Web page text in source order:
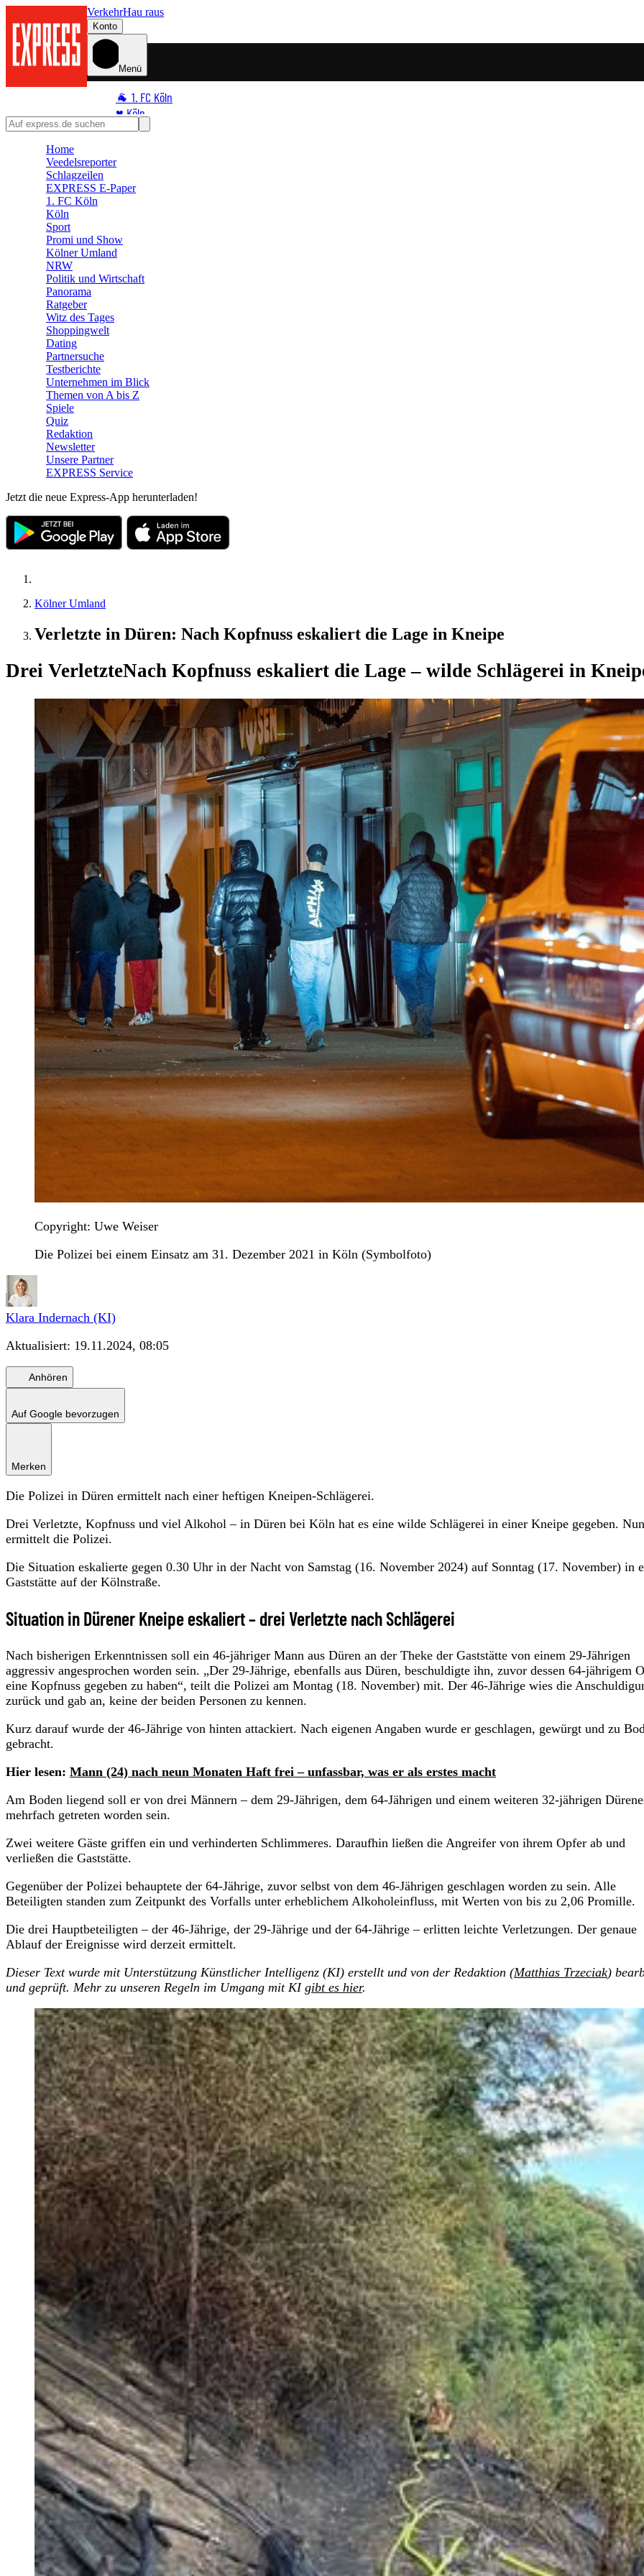
VerkehrHau raus
Konto
Menü
🐐 1. FC Köln
♥️ Köln
⭐ Promi
🛒 Shoppingwelt
🧩 Spiele
Home
Veedelsreporter
Schlagzeilen
EXPRESS E-Paper
1. FC Köln
Köln
Sport
Promi und Show
Kölner Umland
NRW
Politik und Wirtschaft
Panorama
Ratgeber
Witz des Tages
Shoppingwelt
Dating
Partnersuche
Testberichte
Unternehmen im Blick
Themen von A bis Z
Spiele
Quiz
Redaktion
Newsletter
Unsere Partner
EXPRESS Service
Jetzt die neue Express-App herunterladen!
Kölner Umland
Verletzte in Düren: Nach Kopfnuss eskaliert die Lage in Kneipe
Drei VerletzteNach Kopfnuss eskaliert die Lage – wilde Schlägerei in
Copyright: Uwe Weiser
Die Polizei bei einem Einsatz am 31. Dezember 2021 in Köln (Symbolfoto)
Klara Indernach (KI)
Aktualisiert: 19.11.2024, 08:05
Anhören
Auf Google bevorzugen
Merken
Die Polizei in Düren ermittelt nach einer heftigen Kneipen-Schlägerei.
Drei Verletzte, Kopfnuss und viel Alkohol – in Düren bei Köln hat es eine wilde Schlägerei in einer Kneipe gegeben. Nun
ermittelt die Polizei.
Die Situation eskalierte gegen 0.30 Uhr in der Nacht von Samstag (16. November 2024) auf Sonntag (17. November) in
Gaststätte auf der Kölnstraße.
Situation in Dürener Kneipe eskaliert – drei Verletzte nach Schlägerei
Nach bisherigen Erkenntnissen soll ein 46-jähriger Mann aus Düren an der Theke der Gaststätte von einem 29-Jährigen
aggressiv angesprochen worden sein. „Der 29-Jährige, ebenfalls aus Düren, beschuldigte ihn, zuvor dessen 64-jährigem
eine Kopfnuss gegeben zu haben“, teilt die Polizei am Montag (18. November) mit. Der 46-Jährige wies die
zurück und gab an, keine der beiden Personen zu kennen.
Kurz darauf wurde der 46-Jährige von hinten attackiert. Nach eigenen Angaben wurde er geschlagen, gewürgt und zu
gebracht.
Hier lesen: Mann (24) nach neun Monaten Haft frei – unfassbar, was er als erstes macht
Am Boden liegend soll er von drei Männern – dem 29-Jährigen, dem 64-Jährigen und einem weiteren 32-jährigen
mehrfach getreten worden sein.
Zwei weitere Gäste griffen ein und verhinderten Schlimmeres. Daraufhin ließen die Angreifer von ihrem Opfer ab und
verließen die Gaststätte.
Gegenüber der Polizei behauptete der 64-Jährige, zuvor selbst von dem 46-Jährigen geschlagen worden zu sein. Alle
Beteiligten standen zum Zeitpunkt des Vorfalls unter erheblichem Alkoholeinfluss, mit Werten von bis zu 2,06 Promille.
Die drei Hauptbeteiligten – der 46-Jährige, der 29-Jährige und der 64-Jährige – erlitten leichte Verletzungen. Der genaue
Ablauf der Ereignisse wird derzeit ermittelt.
Dieser Text wurde mit Unterstützung Künstlicher Intelligenz (KI) erstellt und von der Redaktion (Matthias Trzeciak)
und geprüft. Mehr zu unseren Regeln im Umgang mit KI gibt es hier.